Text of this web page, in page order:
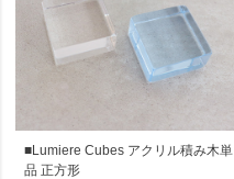
■Lumiere Cubes アクリル積み木単
品 正方形